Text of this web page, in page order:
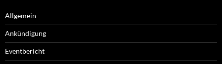
Allgemein
Ankündigung
Eventbericht